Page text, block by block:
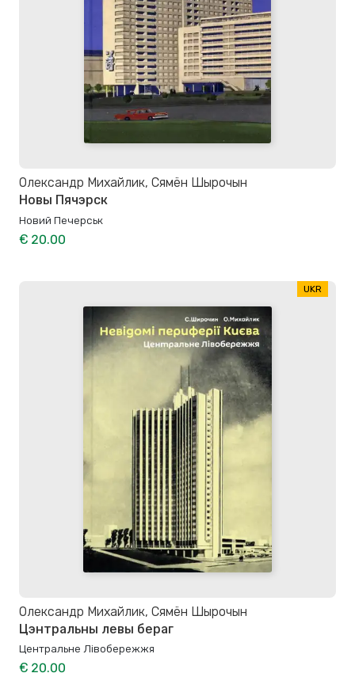
Олександр Михайлик, Сямён Шырочын
Новы Пячэрск
Новий Печерськ
€ 20.00
UKR
Олександр Михайлик, Сямён Шырочын
Цэнтральны левы бераг
Центральне Лівобережжя
€ 20.00